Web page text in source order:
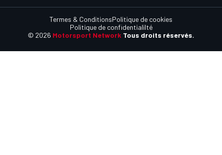
© 2026 Motorsport Network Tous droits réservés.
Termes & ConditionsPolitique de cookies
Politique de confidentialilté